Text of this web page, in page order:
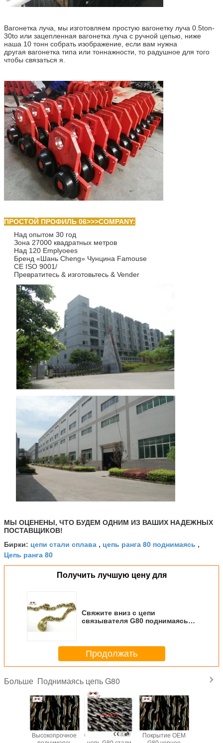
Вагонетка луча, мы изготовляем простую вагонетку луча 0.5ton-
30to или зацепленная вагонетка луча с ручной цепью, ниже
наша 10 тонн собрать изображение, если вам нужна
другая вагонетка типа или тоннажности, то радушное для того
чтобы связаться я.
ПРОСТОЙ ПРОФИЛЬ 06>>>COMPANY:
Над опытом 30 год
Зона 27000 квадратных метров
Над 120 Emplyoees
Бренд «Шань Cheng» Чунцина Famouse
CE ISO 9001/
Превратитесь & изготовьтесь & Vender
МЫ ОЦЕНЕНЫ, ЧТО БУДЕМ ОДНИМ ИЗ ВАШИХ НАДЕЖНЫХ
ПОСТАВЩИКОВ!
Бирки: цепи стали сплава , цепь ранга 80 поднимаясь ,
Цепь ранга 80
Получить лучшую цену для
Свяжите вниз с цепи
связывателя G80 поднимаясь с
Продолжать
Больше Поднимаясь цепь G80
Свяжите вниз с
Высокопрочная
Универсальная